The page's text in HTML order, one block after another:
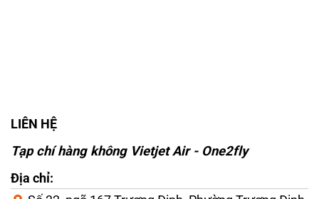
LIÊN HỆ
Tạp chí hàng không Vietjet Air - One2fly
Địa chỉ: